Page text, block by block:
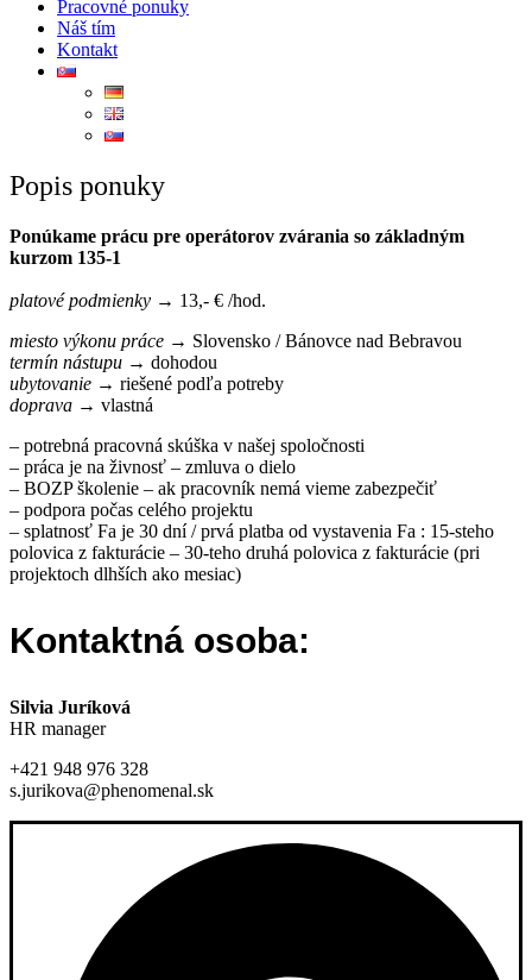
Pracovné ponuky
Náš tím
Kontakt
Popis ponuky
Ponúkame prácu pre operátorov zvárania so základným
kurzom 135-1
platové podmienky → 13,- € /hod.
miesto výkonu práce → Slovensko / Bánovce nad Bebravou
termín nástupu → dohodou
ubytovanie → riešené podľa potreby
doprava → vlastná
– potrebná pracovná skúška v našej spoločnosti
– práca je na živnosť – zmluva o dielo
– BOZP školenie – ak pracovník nemá vieme zabezpečiť
– podpora počas celého projektu
– splatnosť Fa je 30 dní / prvá platba od vystavenia Fa : 15-steho
polovica z fakturácie – 30-teho druhá polovica z fakturácie (pri
projektoch dlhších ako mesiac)
Kontaktná osoba:
Silvia Juríková
HR manager
+421 948 976 328
s.jurikova@phenomenal.sk